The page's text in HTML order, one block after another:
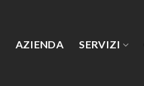
AZIENDA SERVIZI